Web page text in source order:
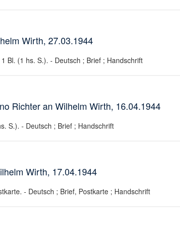
Wirth, 27.03.1944
Bl. (1 hs. S.). - Deutsch ; Brief ; Handschrift
Richter an Wilhelm Wirth, 16.04.1944
S.). - Deutsch ; Brief ; Handschrift
Wirth, 17.04.1944
- Deutsch ; Brief, Postkarte ; Handschrift